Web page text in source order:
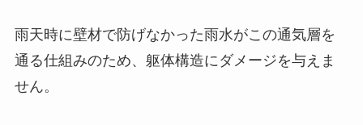
雨天時に壁材で防げなかった雨水がこの通気層を
通る仕組みのため、躯体構造にダメージを与えま
せん。